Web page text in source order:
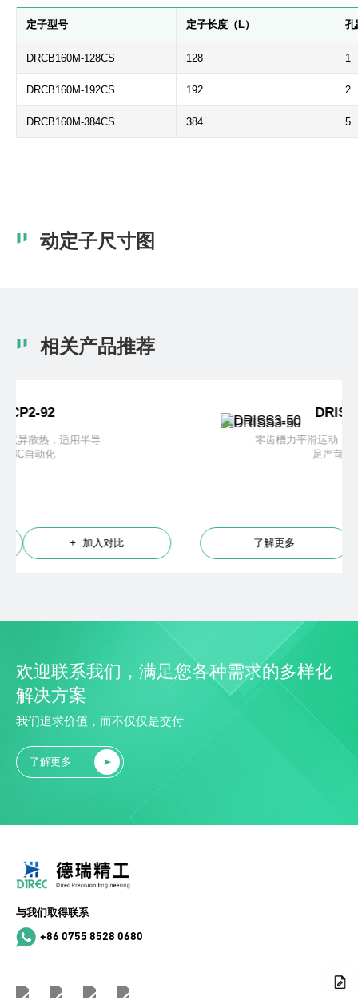
定子型号 定子长度（L） 孔
DRCB160M-128CS 128 1
DRCB160M-192CS 192 2
DRCB160M-384CS 384 5
动定子尺寸图
相关产品推荐
DRISS3-50
零齿槽力平滑运动，高精度高加速度，满
了解更多 + 加入对比
欢迎联系我们，满足您各种需求的多样化
解决方案
我们追求价值，而不仅仅是交付
了解更多
与我们取得联系
+86 0755 8528 0680